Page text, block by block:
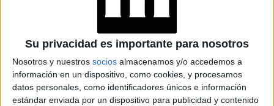
Su privacidad es importante para nosotros
Nosotros y nuestros socios almacenamos y/o accedemos a
información en un dispositivo, como cookies, y procesamos
datos personales, como identificadores únicos e información
estándar enviada por un dispositivo para publicidad y contenido
EN QUE FASE LUNAR
SE DEBE CORTAR EL
PELO Y COMO
INFLUYE SU
GRAVEDAD